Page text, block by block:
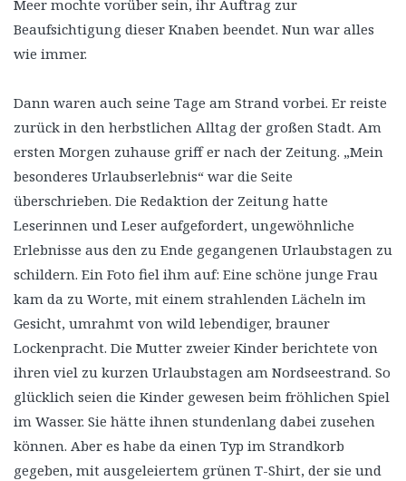
Meer mochte vorüber sein, ihr Auftrag zur
Beaufsichtigung dieser Knaben beendet. Nun war alles
wie immer.
Dann waren auch seine Tage am Strand vorbei. Er reiste
zurück in den herbstlichen Alltag der großen Stadt. Am
ersten Morgen zuhause griff er nach der Zeitung. „Mein
besonderes Urlaubserlebnis“ war die Seite
überschrieben. Die Redaktion der Zeitung hatte
Leserinnen und Leser aufgefordert, ungewöhnliche
Erlebnisse aus den zu Ende gegangenen Urlaubstagen zu
schildern. Ein Foto fiel ihm auf: Eine schöne junge Frau
kam da zu Worte, mit einem strahlenden Lächeln im
Gesicht, umrahmt von wild lebendiger, brauner
Lockenpracht. Die Mutter zweier Kinder berichtete von
ihren viel zu kurzen Urlaubstagen am Nordseestrand. So
glücklich seien die Kinder gewesen beim fröhlichen Spiel
im Wasser. Sie hätte ihnen stundenlang dabei zusehen
können. Aber es habe da einen Typ im Strandkorb
gegeben, mit ausgeleiertem grünen T-Shirt, der sie und